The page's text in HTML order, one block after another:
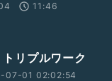
11:46
リプルワーク
07-01 02:02:54